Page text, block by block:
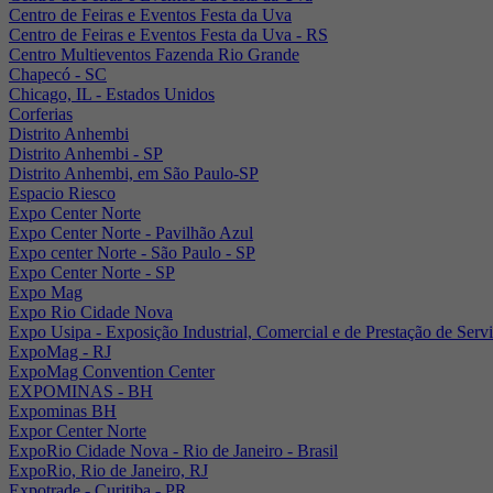
Centro de Feiras e Eventos Festa da Uva
Centro de Feiras e Eventos Festa da Uva - RS
Centro Multieventos Fazenda Rio Grande
Chapecó - SC
Chicago, IL - Estados Unidos
Corferias
Distrito Anhembi
Distrito Anhembi - SP
Distrito Anhembi, em São Paulo-SP
Espacio Riesco
Expo Center Norte
Expo Center Norte - Pavilhão Azul
Expo center Norte - São Paulo - SP
Expo Center Norte - SP
Expo Mag
Expo Rio Cidade Nova
Expo Usipa - Exposição Industrial, Comercial e de Prestação de
ExpoMag - RJ
ExpoMag Convention Center
EXPOMINAS - BH
Expominas BH
Expor Center Norte
ExpoRio Cidade Nova - Rio de Janeiro - Brasil
ExpoRio, Rio de Janeiro, RJ